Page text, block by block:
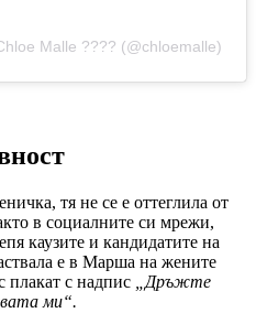
Malle ???? (@chloemalle)
тя не се е оттеглила от
в социалните си мрежи,
каузите и кандидатите на
е в Марша на жените
плакат с надпис „Дръжте
ми“.